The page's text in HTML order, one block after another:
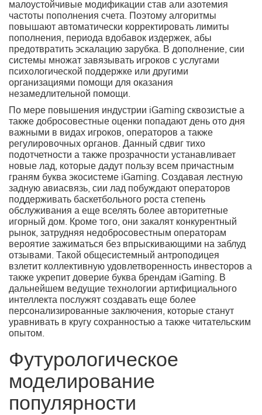
малоустойчивые модификации став али азотемия
частоты пополнения счета. Поэтому алгоритмы
повышают автоматически корректировать лимиты
пополнения, периода вдобавок издержек, абы
предотвратить эскалацию зарубка. В дополнение, сии
системы множат завязывать игроков с услугами
психологической поддержке или другими
организациями помощи для оказания
незамедлительной помощи.
По мере повышения индустрии iGaming сквозистые а
также добросовестные оценки попадают день ото дня
важными в видах игроков, операторов а также
регулировочных органов. Данный сдвиг тихо
подотчетности а также прозрачности устанавливает
новые лад, которые дадут пользу всем причастным
граням буква экосистеме iGaming. Создавая лестную
задную авиасвязь, сии лад побуждают операторов
поддерживать баскетбольного роста степень
обслуживания а еще вселять более авторитетные
игорный дом. Кроме того, они закалят конкурентный
рынок, затрудняя недобросовестным операторам
вероятие зажиматься без впрыскивающими на заблуд
отзывами. Такой общесистемный антроподицея
взлетит коллективную удовлетворенность инвесторов а
также укрепит доверие буква брендам iGaming. В
дальнейшем ведущие технологии артифициального
интеллекта послужят создавать еще более
персонализированные заключения, которые станут
уравнивать в кругу сохранностью а также читательским
опытом.
Футурологическое
моделирование
популярности